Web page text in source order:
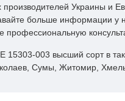
производителей Украины
больше
профессиональную
15303-003 высший сорт в
Сумы, Житомир,